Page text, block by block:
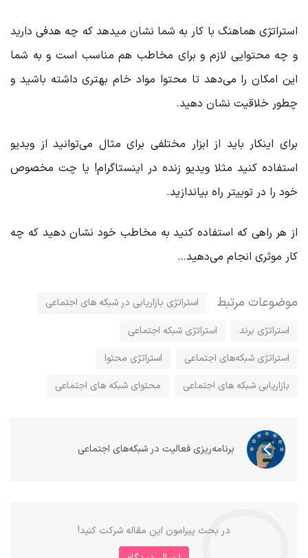
استراتژی هماهنگ با کار به شما نشان میدهد که چه هدفی دارید
و چه محتوایی لازم و برای مخاطب هم مناسب است و به شما
این امکان را می‌دهد تا محتوا مواد خام بهتری داشته باشید و
چطور خلاقیت نشان دهید.
برای اینکار باید از ابزار مختلفی برای مثال می‌توانید از ویدیو
استفاده کنید مثلا ویدیو زنده در اینستاگرام! یا چت مخصوص
خود را در توییتر راه بیاندازید.
از هر راهی که استفاده کنید به مخاطب خود نشان دهید که چه
کار موثری انجام می‌دهید…
موضوعات مرتبط
استراتژی بازاریابی در شبکه های اجتماعی
استراتژی برند
استراتژی شبکه اجتماعی
استراتژی شبکه‌های اجتماعی
استراتژی محتوا
بازاریابی شبکه های اجتماعی
محتوای شبکه های اجتماعی
برنامه‌ریزی فعالیت در شبکه‌های اجتماعی
در بحث‌‌ پیرامون این مقاله شرکت کنید!